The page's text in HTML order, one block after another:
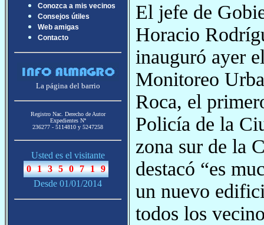
Conozca a mis vecinos
Consejos útiles
Web amigas
Contacto
La página del barrio
Registro Nac. Derecho de Autor
Expedientes Nª
236277 - 5114810 y 5247258
Usted es el visitante
Desde 01/01/2014
El jefe de
Horacio
inauguró ayer
Monitoreo
Roca, el
Policía de la
zona sur de la
destacó “es
un nuevo
todos los